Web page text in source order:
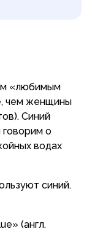
«любимым
чем женщины
Синий
говорим о
водах
синий.
(англ.